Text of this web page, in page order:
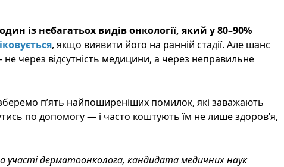
із небагатьох видів онкології, який у 80–90%
, якщо виявити його на ранній стадії. Але шанс
через відсутність медицини, а через неправильне
п’ять найпоширеніших помилок, які заважають
по допомогу — і часто коштують їм не лише здоров’я,
участі дерматоонколога, кандидата медичних наук